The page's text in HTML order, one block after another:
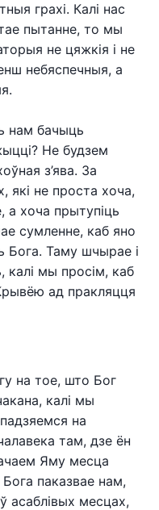
грахі. Калі нас
пытанне, то мы
не цяжкія і не
небяспечныя, а
нам бачыць
Не будзем
з’ява. За
які не проста хоча,
а хоча прытупіць
сумленне, каб яно
Бога. Таму шчырае і
калі мы просім, каб
ад пракляцця
на тое, што Бог
калі мы
на
там, дзе ён
Яму месца
паказвае нам,
асаблівых месцах,